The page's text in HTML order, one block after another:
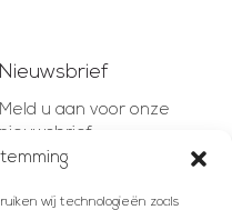
wij technologieën zoals
Nieuwsbrief
Meld u aan voor onze
nieuwsbrief